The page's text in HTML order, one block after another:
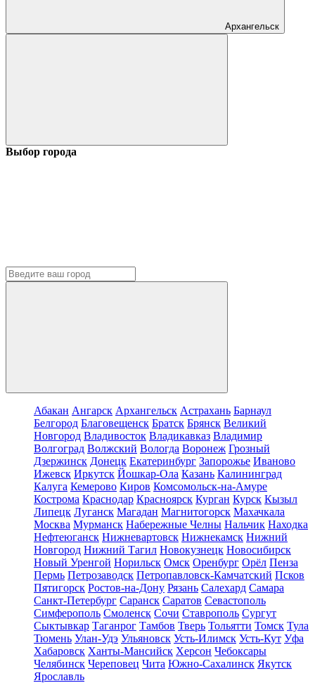
Архангельск
Выбор города
Абакан Ангарск Архангельск Астрахань Барнаул
Белгород Благовещенск Братск Брянск Великий
Новгород Владивосток Владикавказ Владимир
Волгоград Волжский Вологда Воронеж Грозный
Дзержинск Донецк Екатеринбург Запорожье Иваново
Ижевск Иркутск Йошкар-Ола Казань Калининград
Калуга Кемерово Киров Комсомольск-на-Амуре
Кострома Краснодар Красноярск Курган Курск Кызыл
Липецк Луганск Магадан Магнитогорск Махачкала
Москва Мурманск Набережные Челны Нальчик Находка
Нефтеюганск Нижневартовск Нижнекамск Нижний
Новгород Нижний Тагил Новокузнецк Новосибирск
Новый Уренгой Норильск Омск Оренбург Орёл Пенза
Пермь Петрозаводск Петропавловск-Камчатский Псков
Пятигорск Ростов-на-Дону Рязань Салехард Самара
Санкт-Петербург Саранск Саратов Севастополь
Симферополь Смоленск Сочи Ставрополь Сургут
Сыктывкар Таганрог Тамбов Тверь Тольятти Томск Тула
Тюмень Улан-Удэ Ульяновск Усть-Илимск Усть-Кут Уфа
Хабаровск Ханты-Мансийск Херсон Чебоксары
Челябинск Череповец Чита Южно-Сахалинск Якутск
Ярославль